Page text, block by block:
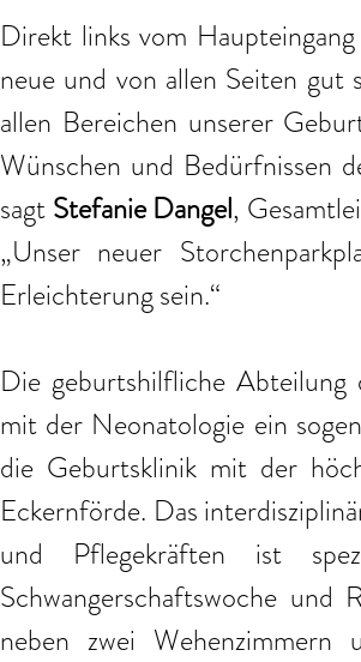
Direkt links vom
neue und von allen Seiten gut
allen Bereichen unserer
Wünschen und Bedürfnissen
sagt Stefanie Dangel,
„Unser neuer
Erleichterung sein.“
Die geburtshilfliche Abteilung
mit der Neonatologie ein
die Geburtsklinik mit der
Eckernförde. Das
und Pflegekräften ist
Schwangerschaftswoche und
neben zwei